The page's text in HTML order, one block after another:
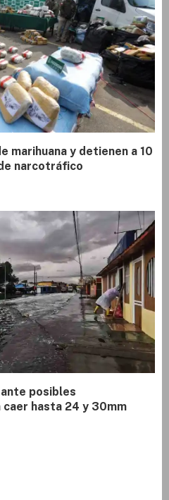
marihuana y detienen a 10
narcotráfico
posibles
hasta 24 y 30mm